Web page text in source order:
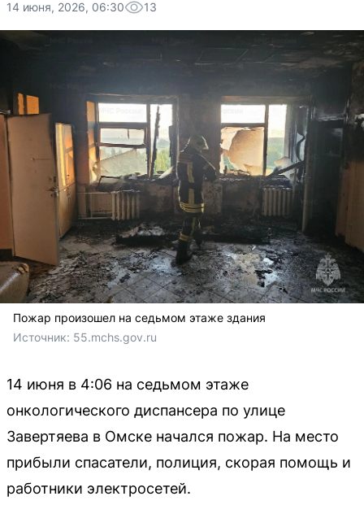
14 июня, 2026, 06:30 13
Пожар произошел на седьмом этаже здания
Источник: 55.mchs.gov.ru
14 июня в 4:06 на седьмом этаже
онкологического диспансера по улице
Завертяева в Омске начался пожар. На место
прибыли спасатели, полиция, скорая помощь и
работники электросетей.